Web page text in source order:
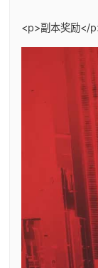
<p>副本奖励</